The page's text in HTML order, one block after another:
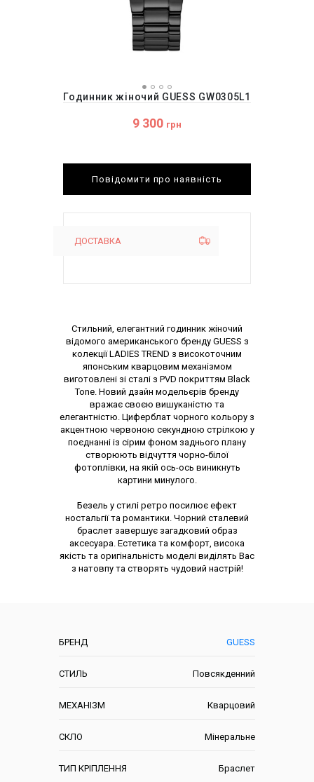
Годинник жіночий GUESS GW0305L1
9 300 грн
Повідомити про наявність
ДОСТАВКА
БРЕНД GUESS
СТИЛЬ Повсякденний
МЕХАНІЗМ Кварцовий
СКЛО Мінеральне
ТИП КРІПЛЕННЯ Браслет
Опис товару
Стильний, елегантний годинник жіночий
відомого американського бренду GUESS з
колекції LADIES TREND з високоточним
японським кварцовим механізмом
виготовлені зі сталі з PVD покриттям Black
Tone. Новий дзайн модельєрів бренду
вражає своєю вишуканістю та
елегантністю. Циферблат чорного кольору з
акцентною червоною секундною стрілкою у
поєднанні із сірим фоном заднього плану
створюють відчуття чорно-білої
фотоплівки, на якій ось-ось виникнуть
картини минулого.
Безель у стилі ретро посилює ефект
ностальгії та романтики. Чорний сталевий
браслет завершує загадковий образ
аксесуара. Естетика та комфорт, висока
якість та оригінальність моделі виділять Вас
з натовпу та створять чудовий настрій!